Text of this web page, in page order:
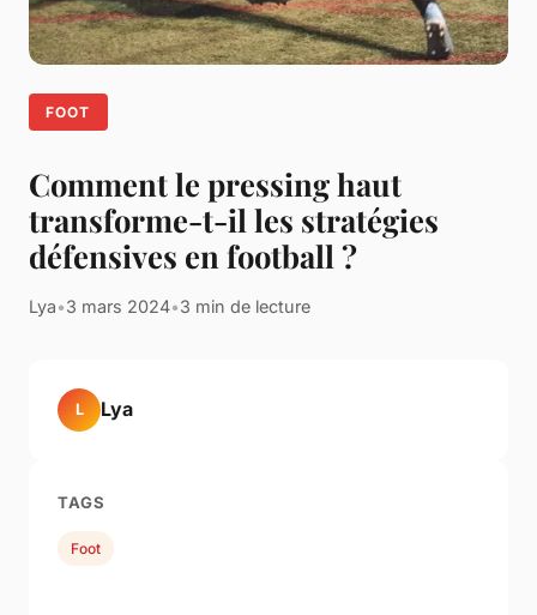
FOOT
Comment le pressing haut
transforme-t-il les stratégies
défensives en football ?
Lya•3 mars 2024•3 min de lecture
L Lya
TAGS
Foot